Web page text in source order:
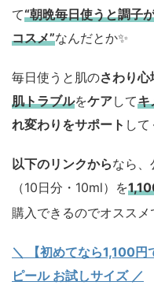
て“朝晩毎日使うと調子
コスメ”なんだとか✨
毎日使うと肌のさわり心
肌トラブルをケアしてキ
れ変わりをサポート し
以下のリンクからなら
（10日分・10ml）を
購入できるのでオススメ
＼ 【初めてなら1,100
ピール お試しサイズ／